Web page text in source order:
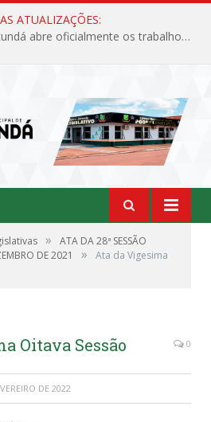
ATUALIZAÇÕES:
Câmara Municipal de Jacundá abre oficialmente os trabalhos legislativos de 2026
»
ATA DA 28ª SESSÃO
DE 2021
»
Ata da Vigesima
Oitava Sessão 0
DE 2022